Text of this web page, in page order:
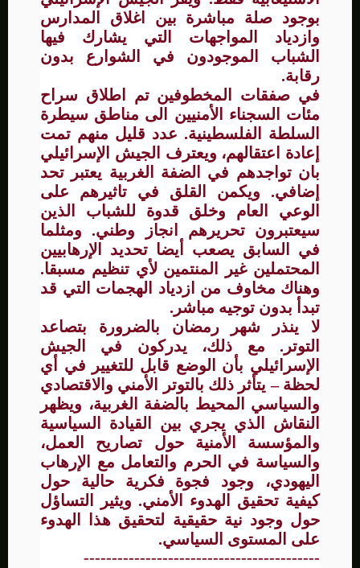
بوجود صلة مباشرة بين اغلاق المدارس
وازدياد المواجهات التي يشارك فيها
الشباب الموجودون في الشوارع بدون
رقابة.
في صفقات المخطوفين تم اطلاق سراح
مئات السجناء الأمنيين الى مناطق سيطرة
السلطة الفلسطينية. عدد قليل منهم تمت
إعادة اعتقالهم، ويعترف الجيش الإسرائيلي
بان تواجدهم في الضفة الغربية يعتبر تحد
إضافي. ويكمن القلق في تاثيرهم على
الوعي العام وخلق قدوة للشباب الذين
سيعتبرون تحريرهم انجاز وطني. ومثلما
في السابق يصعب أيضا تحديد الإرهابيين
المحتملين غير المنتمين لأي تنظيم مسبقا.
وهناك مخاوف من ازدياد الهجمات التي قد
تبدأ بدون توجيه مباشر.
لا ينذر شهر رمضان بالضرورة بتصاعد
التوتر. مع ذلك، يدركون في الجيش
الإسرائيلي بأن الوضع قابل للتغيير في أي
لحظة – يتأثر ذلك بالتوتر الأمني والاقتصادي
والسياسي المحيط بالضفة الغربية، ويظهر
النقاش الذي يجري بين القيادة السياسية
والمؤسسة الأمنية حول تصاريح العمل،
والسياسة في الحرم والتعامل مع الإرهاب
اليهودي، وجود فجوة فكرية حالية حول
كيفية تحقيق الهدوء الأمني. ويثير التساؤل
حول وجود نية حقيقية لتحقيق هذا الهدوء
على المستوى السياسي.
------------------------------------------